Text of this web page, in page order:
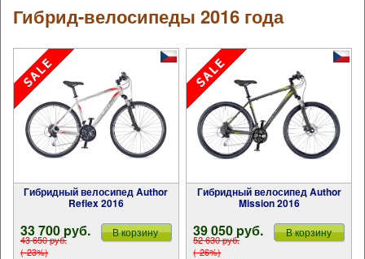
Гибрид-велосипеды 2016 года
Гибридный велосипед Author
Reflex 2016
33 700 pуб.
43 650 pуб.
(-23%)
В корзину
Гибридный велосипед Author
Mission 2016
39 050 pуб.
52 630 pуб.
(-26%)
В корзину